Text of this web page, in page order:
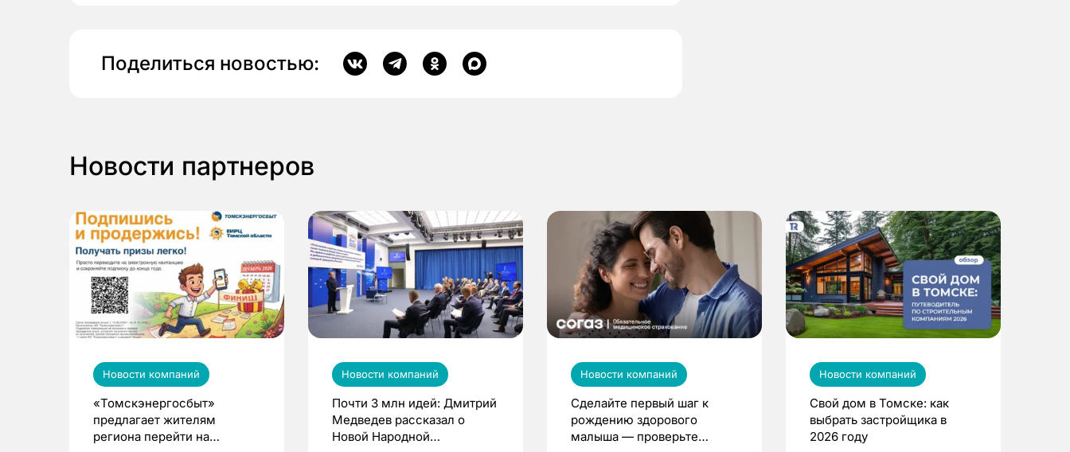
Поделиться новостью:
Новости партнеров
Новости компаний
«Томскэнергосбыт»
предлагает жителям
региона перейти на
Новости компаний
Почти 3 млн идей: Дмитрий
Медведев рассказал о
Новой Народной
Новости компаний
Сделайте первый шаг к
рождению здорового
малыша — проверьте
Новости компаний
Свой дом в Томске: как
выбрать застройщика в
2026 году